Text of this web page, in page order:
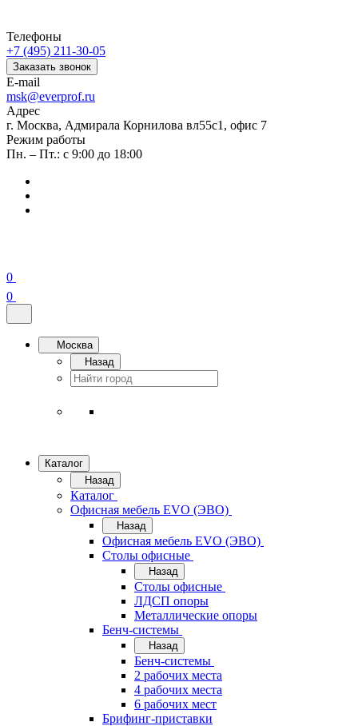
Телефоны
+7 (495) 211-30-05
Заказать звонок
E-mail
msk@everprof.ru
Адрес
г. Москва, Адмирала Корнилова вл55с1, офис 7
Режим работы
Пн. – Пт.: с 9:00 до 18:00
0
0
Москва
Назад
Каталог
Назад
Каталог
Офисная мебель EVO (ЭВО)
Назад
Офисная мебель EVO (ЭВО)
Cтолы офисные
Назад
Cтолы офисные
ЛДСП опоры
Металлические опоры
Бенч-системы
Назад
Бенч-системы
2 рабочих места
4 рабочих места
6 рабочих мест
Брифинг-приставки